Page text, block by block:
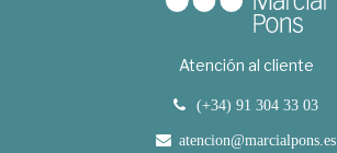
Atención al cliente
(+34) 91 304 33 03
atencion@marcialpons.es